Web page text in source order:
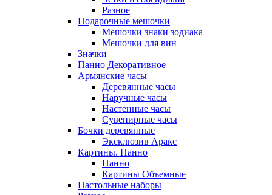
Разное
Подарочные мешочки
Мешочки знаки зодиака
Мешочки для вин
Значки
Панно Декоративное
Армянские часы
Деревянные часы
Наручные часы
Настенные часы
Сувенирные часы
Бочки деревянные
Эксклюзив Аракс
Картины. Панно
Панно
Картины Объемные
Настольные наборы